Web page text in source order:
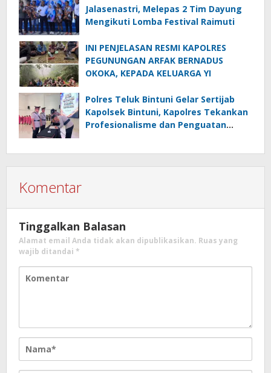
Jalasenastri, Melepas 2 Tim Dayung
Mengikuti Lomba Festival Raimuti
INI PENJELASAN RESMI KAPOLRES
PEGUNUNGAN ARFAK BERNADUS
OKOKA, KEPADA KELUARGA YI
Polres Teluk Bintuni Gelar Sertijab
Kapolsek Bintuni, Kapolres Tekankan
Profesionalisme dan Penguatan
Komentar
Tinggalkan Balasan
Alamat email Anda tidak akan dipublikasikan. Ruas yang
wajib ditandai *